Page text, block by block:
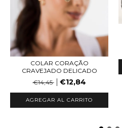
COLAR CORAÇÃO
CRAVEJADO DELICADO
€14,45
€12,84
AGREGAR AL CARRITO